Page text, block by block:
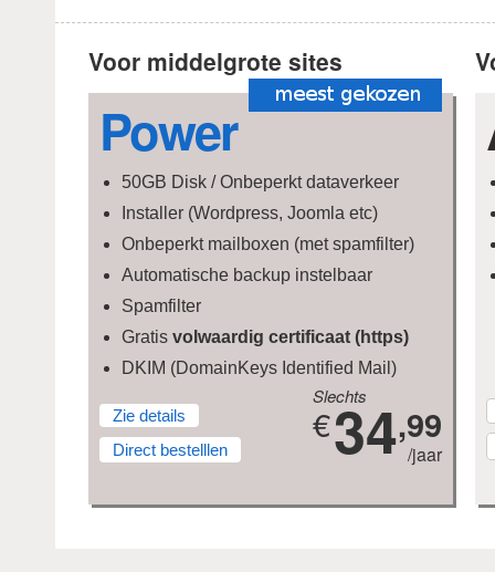
Voor middelgrote sites
Power
50GB Disk / Onbeperkt dataverkeer
Installer (Wordpress, Joomla etc)
Onbeperkt mailboxen (met spamfilter)
Automatische backup instelbaar
Spamfilter
Gratis volwaardig certificaat (https)
DKIM (DomainKeys Identified Mail)
Slechts
€34,99
/jaar
Zie details
Direct bestelllen